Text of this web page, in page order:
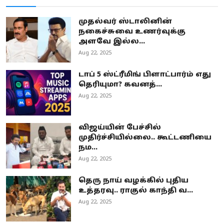
முதல்வர் ஸ்டாலினின்
நகைச்சுவை உணர்வுக்கு
அளவே இல்ல...
Aug 22, 2025
டாப் 5 ஸ்ட்ரீமிங் பிளாட்பார்ம் எது
தெரியுமா? கவனத்...
Aug 22, 2025
விஜய்யின் பேச்சில்
முதிர்ச்சியில்லை.. கூட்டணியை
நம...
Aug 22, 2025
தெரு நாய் வழக்கில் புதிய
உத்தரவு.. ராகுல் காந்தி வ...
Aug 22, 2025